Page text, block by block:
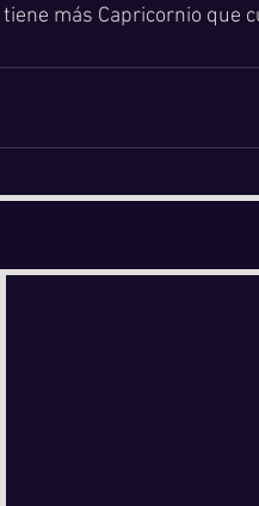
más Capricornio que